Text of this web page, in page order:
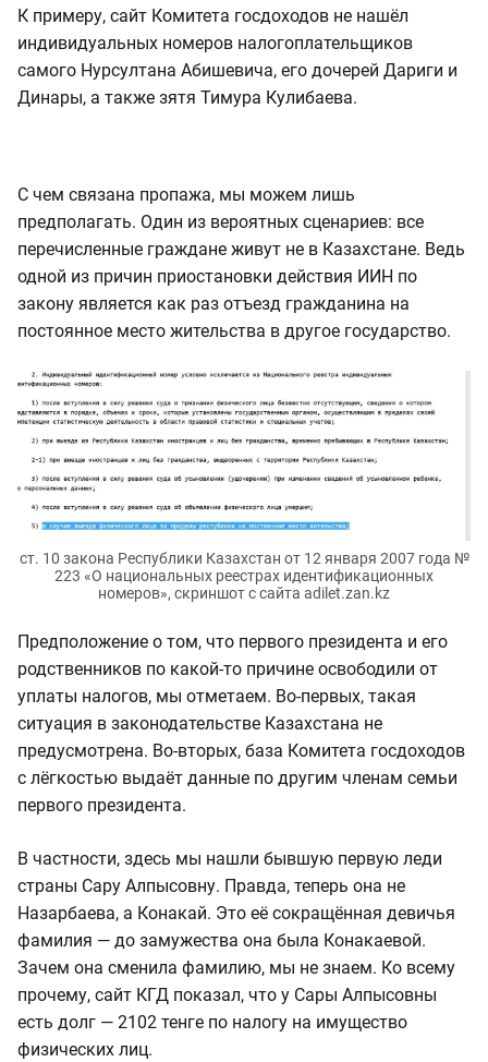
К примеру, сайт Комитета госдоходов не нашёл
индивидуальных номеров налогоплательщиков
самого Нурсултана Абишевича, его дочерей Дариги и
Динары, а также зятя Тимура Кулибаева.
С чем связана пропажа, мы можем лишь
предполагать. Один из вероятных сценариев: все
перечисленные граждане живут не в Казахстане. Ведь
одной из причин приостановки действия ИИН по
закону является как раз отъезд гражданина на
постоянное место жительства в другое государство.
ст. 10 закона Республики Казахстан от 12 января 2007 года №
223 «О национальных реестрах идентификационных
номеров», скриншот с сайта adilet.zan.kz
Предположение о том, что первого президента и его
родственников по какой-то причине освободили от
уплаты налогов, мы отметаем. Во-первых, такая
ситуация в законодательстве Казахстана не
предусмотрена. Во-вторых, база Комитета госдоходов
с лёгкостью выдаёт данные по другим членам семьи
первого президента.
В частности, здесь мы нашли бывшую первую леди
страны Сару Алпысовну. Правда, теперь она не
Назарбаева, а Конакай. Это её сокращённая девичья
фамилия — до замужества она была Конакаевой.
Зачем она сменила фамилию, мы не знаем. Ко всему
прочему, сайт КГД показал, что у Сары Алпысовны
есть долг — 2102 тенге по налогу на имущество
физических лиц.